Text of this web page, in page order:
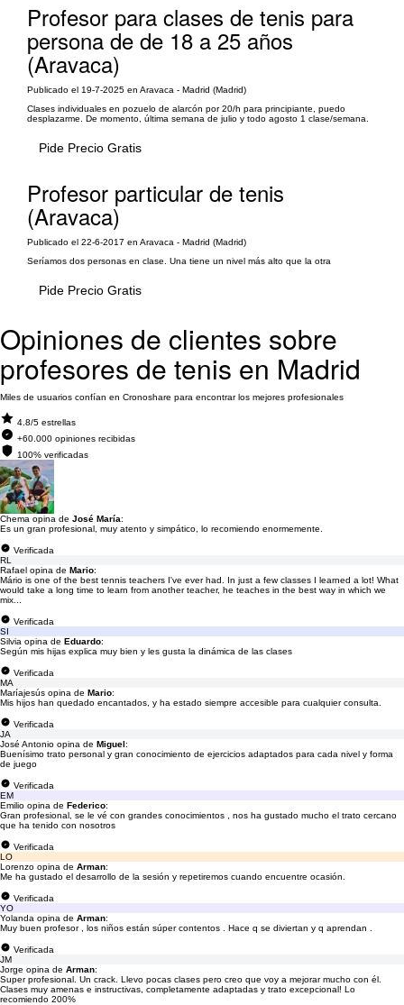
Profesor para clases de tenis para
persona de de 18 a 25 años
(Aravaca)
Publicado el 19-7-2025 en Aravaca - Madrid (Madrid)
Clases individuales en pozuelo de alarcón por 20/h para principiante, puedo
desplazarme. De momento, última semana de julio y todo agosto 1 clase/semana.
Pide Precio Gratis
Profesor particular de tenis
(Aravaca)
Publicado el 22-6-2017 en Aravaca - Madrid (Madrid)
Seríamos dos personas en clase. Una tiene un nivel más alto que la otra
Pide Precio Gratis
Opiniones de clientes sobre
profesores de tenis en Madrid
Miles de usuarios confían en Cronoshare para encontrar los mejores profesionales
4.8/5 estrellas
+60.000 opiniones recibidas
100% verificadas
Chema opina de José María:
Es un gran profesional, muy atento y simpático, lo recomiendo enormemente.
Verificada
RL
Rafael opina de Mario:
Mário is one of the best tennis teachers I've ever had. In just a few classes I learned a lot! What
would take a long time to learn from another teacher, he teaches in the best way in which we
mix...
Verificada
SI
Silvia opina de Eduardo:
Según mis hijas explica muy bien y les gusta la dinámica de las clases
Verificada
MA
Maríajesús opina de Mario:
Mis hijos han quedado encantados, y ha estado siempre accesible para cualquier consulta.
Verificada
JA
José Antonio opina de Miguel:
Buenísimo trato personal y gran conocimiento de ejercicios adaptados para cada nivel y forma
de juego
Verificada
EM
Emilio opina de Federico:
Gran profesional, se le vé con grandes conocimientos , nos ha gustado mucho el trato cercano
que ha tenido con nosotros
Verificada
LO
Lorenzo opina de Arman:
Me ha gustado el desarrollo de la sesión y repetiremos cuando encuentre ocasión.
Verificada
YO
Yolanda opina de Arman:
Muy buen profesor , los niños están súper contentos . Hace q se diviertan y q aprendan .
Verificada
JM
Jorge opina de Arman:
Super profesional. Un crack. Llevo pocas clases pero creo que voy a mejorar mucho con él.
Clases muy amenas e instructivas, completamente adaptadas y trato excepcional! Lo
recomiendo 200%